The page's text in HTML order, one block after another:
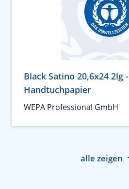
Black Satino 20,6x24 2lg -
Handtuchpapier
WEPA Professional GmbH
alle zeigen